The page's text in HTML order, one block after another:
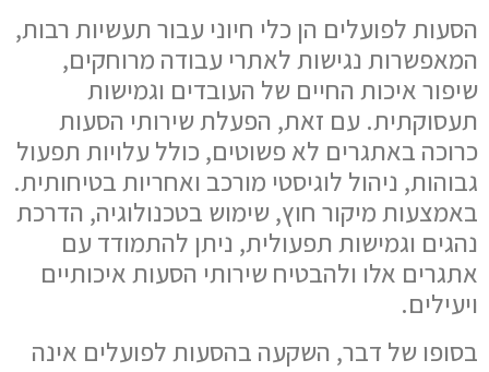
הסעות לפועלים הן כלי חיוני עבור תעשיות רבות,
המאפשרות נגישות לאתרי עבודה מרוחקים,
שיפור איכות החיים של העובדים וגמישות
תעסוקתית. עם זאת, הפעלת שירותי הסעות
כרוכה באתגרים לא פשוטים, כולל עלויות תפעול
גבוהות, ניהול לוגיסטי מורכב ואחריות בטיחותית.
באמצעות מיקור חוץ, שימוש בטכנולוגיה, הדרכת
נהגים וגמישות תפעולית, ניתן להתמודד עם
אתגרים אלו ולהבטיח שירותי הסעות איכותיים
ויעילים.
בסופו של דבר, השקעה בהסעות לפועלים אינה